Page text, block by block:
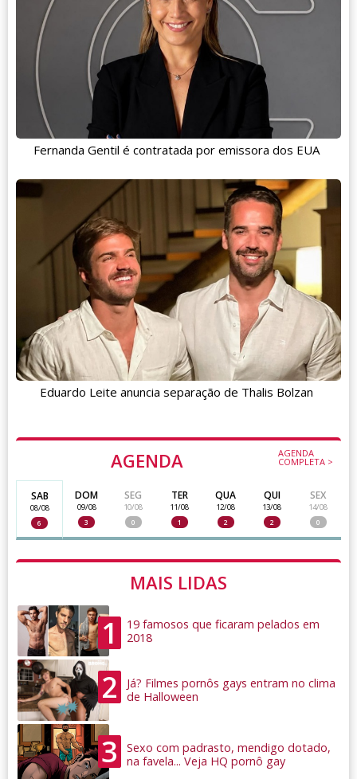
AGENDA AGENDA
COMPLETA >
SAB
08/08
6
DOM
09/08
3
SEG
10/08
0
TER
11/08
1
QUA
12/08
2
QUI
13/08
2
SEX
14/08
0
MAIS LIDAS
1
19 famosos que ficaram pelados em
2018
2
Já? Filmes pornôs gays entram no clima
de Halloween
3
Sexo com padrasto, mendigo dotado,
na favela... Veja HQ pornô gay
Fernanda Gentil é contratada por emissora dos EUA
Eduardo Leite anuncia separação de Thalis Bolzan